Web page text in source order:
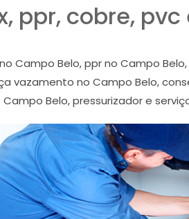
ppr, cobre,
Campo Belo, ppr no Campo
vazamento no Campo Belo,
Campo Belo, pressurizador e